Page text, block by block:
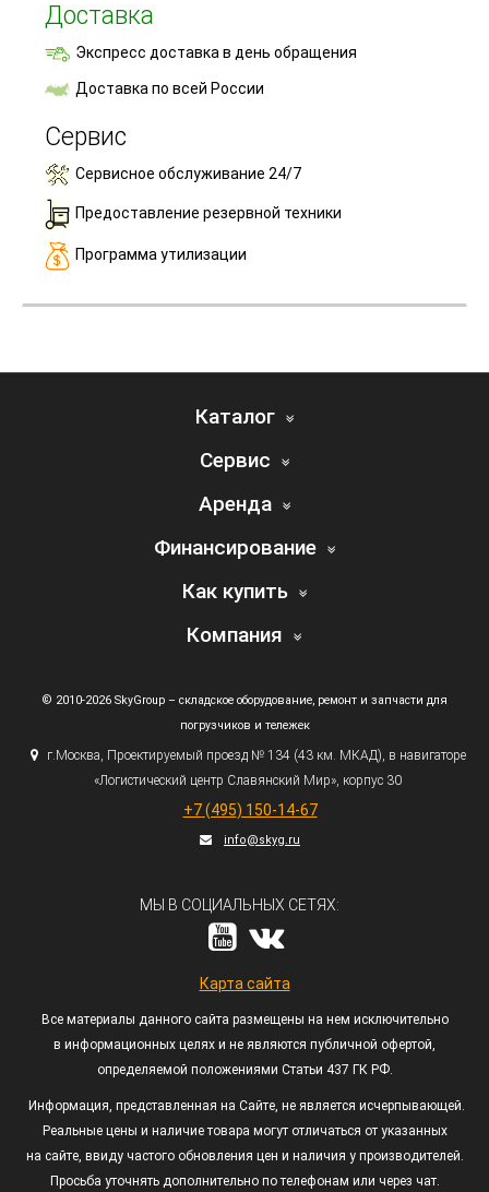
Доставка
Экспресс доставка в день обращения
Доставка по всей России
Сервис
Сервисное обслуживание 24/7
Предоставление резервной техники
Программа утилизации
Каталог
Сервис
Аренда
Финансирование
Как купить
Компания
© 2010-2026 SkyGroup – складское оборудование, ремонт и запчасти для
погрузчиков и тележек
г. Москва, Проектируемый проезд № 134 (43км. МКАД), в навигаторе
«Логистический центр Славянский Мир», корпус 30
+7 (495) 150-14-67
info@skyg.ru
МЫ В СОЦИАЛЬНЫХ СЕТЯХ:
Карта сайта
Все материалы данного сайта размещены на нем исключительно
в информационных целях и не являются публичной офертой,
определяемой положениями Статьи 437 ГК РФ.
Информация, представленная на Сайте, не является исчерпывающей.
Реальные цены и наличие товара могут отличаться от указанных
на сайте, ввиду частого обновления цен и наличия у производителей.
Просьба уточнять дополнительно по телефонам или через чат.